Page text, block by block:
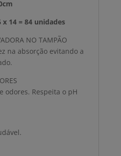
14 = 84 unidades
NO TAMPÃO
na absorção evitando a
odores. Respeita o pH